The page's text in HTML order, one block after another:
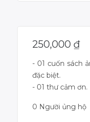
250,000 ₫
- 01 cuốn sách
đặc biệt.
- 01 thư cảm ơn.
0 Người ủng hộ